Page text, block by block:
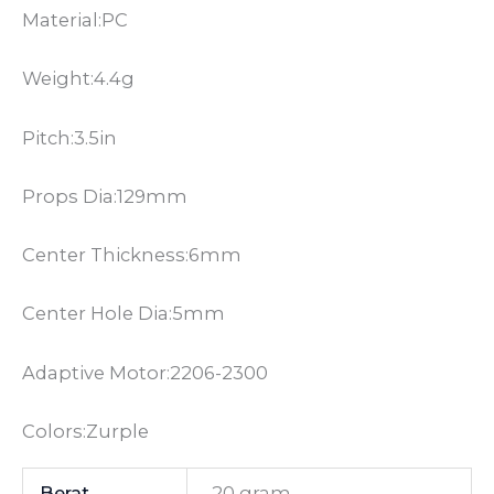
Material:PC
Weight:4.4g
Pitch:3.5in
Props Dia:129mm
Center Thickness:6mm
Center Hole Dia:5mm
Adaptive Motor:2206-2300
Colors:Zurple